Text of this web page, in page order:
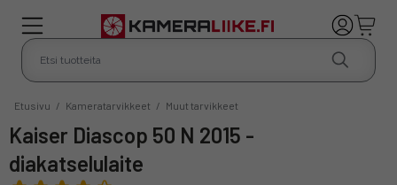
Etusivu / Kameratarvikkeet / Muut tarvikkeet
Kaiser Diascop 50 N 2015 -
diakatselulaite